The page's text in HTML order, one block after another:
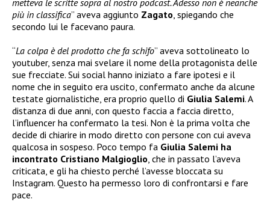
metteva le scritte sopra al nostro podcast. Adesso non è neanche
più in classifica” aveva aggiunto Zagato, spiegando che
secondo lui le facevano paura.
“La colpa è del prodotto che fa schifo” aveva sottolineato lo
youtuber, senza mai svelare il nome della protagonista delle
sue frecciate. Sui social hanno iniziato a fare ipotesi e il
nome che in seguito era uscito, confermato anche da alcune
testate giornalistiche, era proprio quello di Giulia Salemi. A
distanza di due anni, con questo faccia a faccia diretto,
l’influencer ha confermato la tesi. Non è la prima volta che
decide di chiarire in modo diretto con persone con cui aveva
qualcosa in sospeso. Poco tempo fa Giulia Salemi ha
incontrato Cristiano Malgioglio, che in passato l’aveva
criticata, e gli ha chiesto perché l’avesse bloccata su
Instagram. Questo ha permesso loro di confrontarsi e fare
pace.